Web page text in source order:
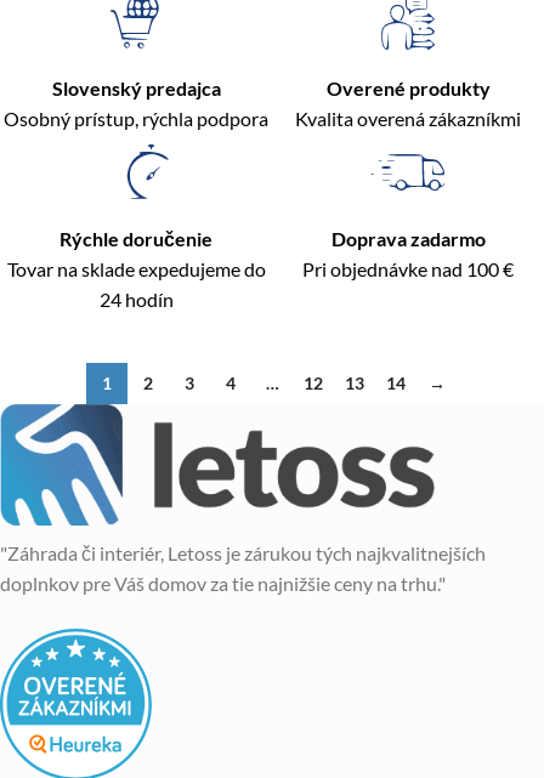
Slovenský predajca
Osobný prístup, rýchla podpora
Overené produkty
Kvalita overená zákazníkmi
Rýchle doručenie
Tovar na sklade expedujeme do
24 hodín
Doprava zadarmo
Pri objednávke nad 100 €
1 2 3 4 … 12 13 14 →
"Záhrada či interiér, Letoss je zárukou tých najkvalitnejších
doplnkov pre Váš domov za tie najnižšie ceny na trhu."